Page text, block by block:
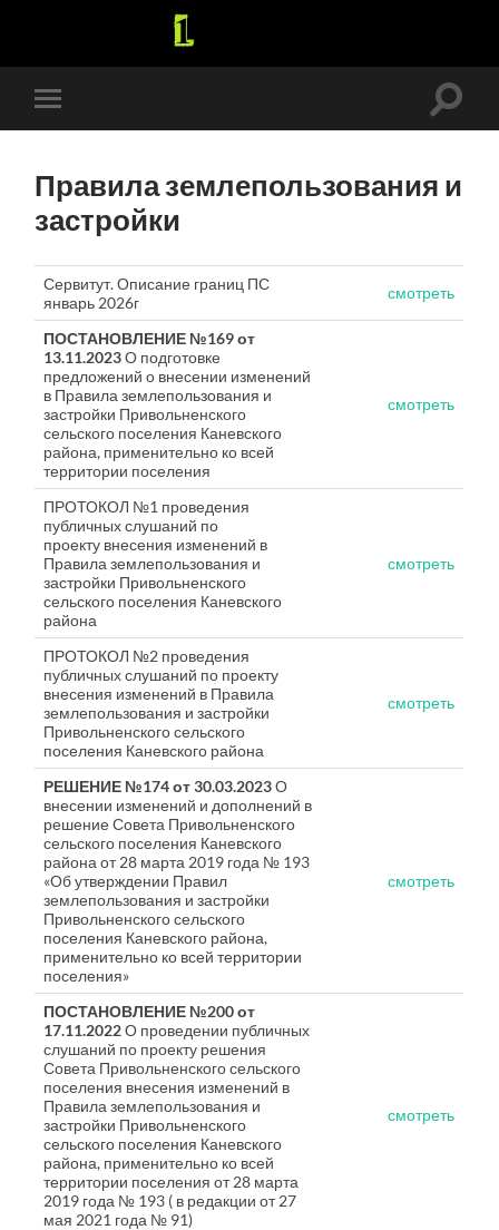
Переключить
мобильное
Правила землепользования и
застройки
Сервитут. Описание границ ПС
январь 2026г
смотреть
ПОСТАНОВЛЕНИЕ №169 от
13.11.2023О подготовке
предложений о внесении изменений
в Правила землепользования и
застройки Привольненского
сельского поселения Каневского
района, применительно ко всей
территории поселения
смотреть
ПРОТОКОЛ №1 проведения
публичных слушаний по
проекту внесения изменений в
Правила землепользования и
застройки Привольненского
сельского поселения Каневского
района
смотреть
ПРОТОКОЛ №2 проведения
публичных слушаний по проекту
внесения изменений в Правила
землепользования и застройки
Привольненского сельского
поселения Каневского района
смотреть
РЕШЕНИЕ №174 от 30.03.2023О
внесении изменений и дополнений в
решение Совета Привольненского
сельского поселения Каневского
района от 28 марта 2019 года № 193
«Об утверждении Правил
землепользования и застройки
Привольненского сельского
поселения Каневского района,
применительно ко всей территории
поселения»
смотреть
ПОСТАНОВЛЕНИЕ №200 от
17.11.2022О проведении публичных
слушаний по проекту решения
Совета Привольненского сельского
поселения внесения изменений в
Правила землепользования и
застройки Привольненского
сельского поселения Каневского
района, применительно ко всей
территории поселения от 28 марта
2019 года № 193 ( в редакции от 27
мая 2021 года № 91)
смотреть